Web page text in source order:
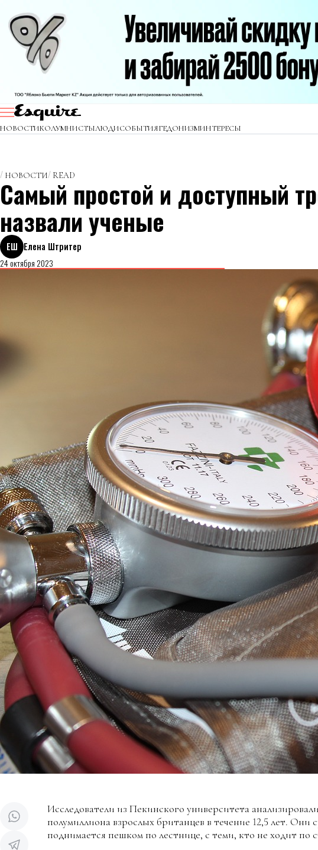
НОВОСТИКОЛУМНИСТЫЛЮДИСОБЫТИЯГЕДОНИЗМИНТЕРЕСЫ
НОВОСТИ READ
Самый простой и доступный
назвали ученые
ЕШ Елена Штритер
24 октября 2023
Исследователи из Пекинского университета
полумиллиона взрослых британцев в течение 12,5 лет. Они
поднимается пешком по лестнице, с теми, кто не ходит по